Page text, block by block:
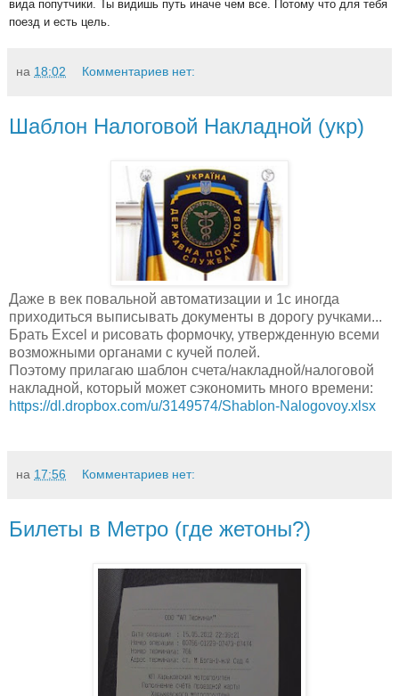
вида попутчики. Ты видишь путь иначе чем все. Потому что для тебя
поезд и есть цель.
на 18:02 Комментариев нет:
Шаблон Налоговой Накладной (укр)
Даже в век повальной автоматизации и 1с иногда
приходиться выписывать документы в дорогу ручками...
Брать Excel и рисовать формочку, утвержденную всеми
возможными органами с кучей полей.
Поэтому прилагаю шаблон счета/накладной/налоговой
накладной, который может сэкономить много времени:
https://dl.dropbox.com/u/3149574/Shablon-Nalogovoy.xlsx
на 17:56 Комментариев нет:
Билеты в Метро (где жетоны?)